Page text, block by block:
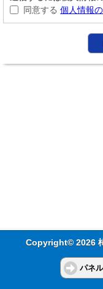
Copyright© 2026
パネ